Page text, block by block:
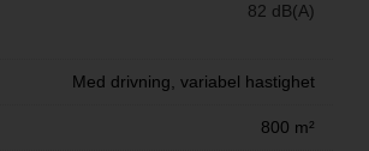
82 dB(A)
Med drivning, variabel hastighet
800 m²